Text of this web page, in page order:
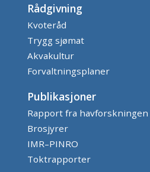
Rådgivning
Kvoteråd
Trygg sjømat
Akvakultur
Forvaltningsplaner
Publikasjoner
Rapport fra havforskningen
Brosjyrer
IMR–PINRO
Toktrapporter